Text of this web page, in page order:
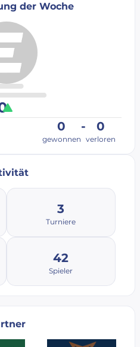
der Woche
0
gewonnen
- 0
verloren
3
Turniere
42
Spieler